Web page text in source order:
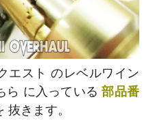
エスト のレベルワイン
ら に入っている部品番
抜きます。